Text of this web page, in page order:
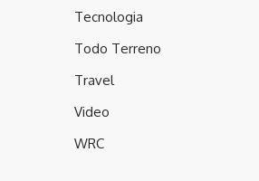
Tecnologia
Todo Terreno
Travel
Video
WRC